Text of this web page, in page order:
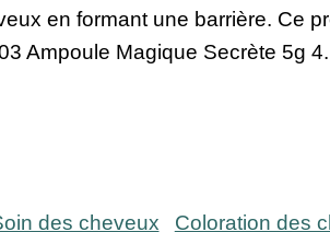
en formant une barrière. Ce
Ampoule Magique Secrète 5g
des cheveux Coloration des